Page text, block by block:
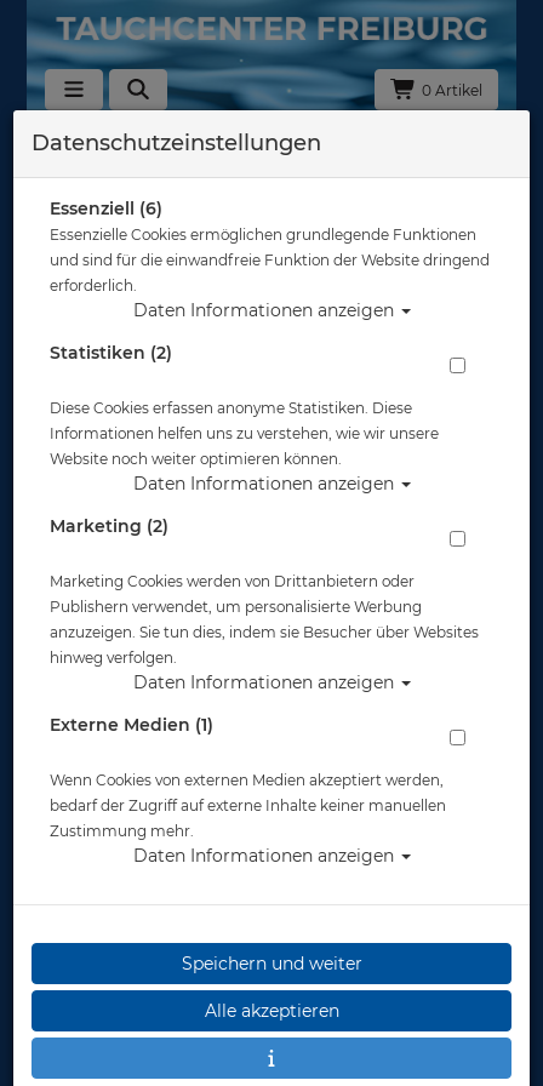
0 Artikel
Regler & Zubehör
Regler Zubehör
In dieser Ansicht sind keine Produkte verfügbar
Gut abgesichert?
Informationen
Zahlungsmöglichkeiten
Widerruf
Datenschutzeinstellungen
Essenziell (6)
Essenzielle Cookies ermöglichen grundlegende Funktionen
und sind für die einwandfreie Funktion der Website dringend
erforderlich.
Daten Informationen anzeigen
Statistiken (2)
Diese Cookies erfassen anonyme Statistiken. Diese
Informationen helfen uns zu verstehen, wie wir unsere
Website noch weiter optimieren können.
Daten Informationen anzeigen
Marketing (2)
Marketing Cookies werden von Drittanbietern oder
Publishern verwendet, um personalisierte Werbung
anzuzeigen. Sie tun dies, indem sie Besucher über Websites
hinweg verfolgen.
Daten Informationen anzeigen
Externe Medien (1)
Wenn Cookies von externen Medien akzeptiert werden,
bedarf der Zugriff auf externe Inhalte keiner manuellen
Zustimmung mehr.
Daten Informationen anzeigen
Speichern und weiter
Alle akzeptieren